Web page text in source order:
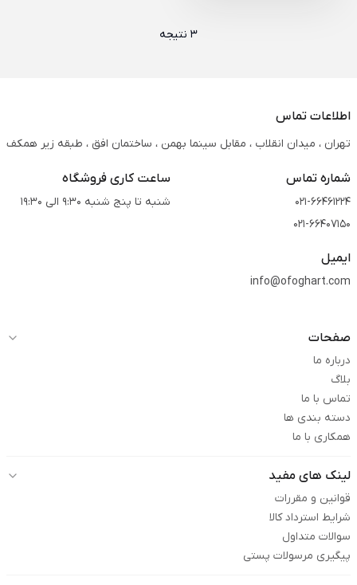
3 نتیجه
اطلاعات تماس
تهران ، میدان انقلاب ، مقابل سینما بهمن ، ساختمان افق ، طبقه زیر همکف
شماره تماس
021-66461224
021-66407150
ساعت کاری فروشگاه
شنبه تا پنج شنبه 9:30 الی 19:30
ایمیل
info@ofoghart.com
صفحات
درباره ما
بلاگ
تماس با ما
دسته بندی ها
همکاری با ما
لینک های مفید
قوانین و مقررات
شرایط استرداد کالا
سوالات متداول
پیگیری مرسولات پستی